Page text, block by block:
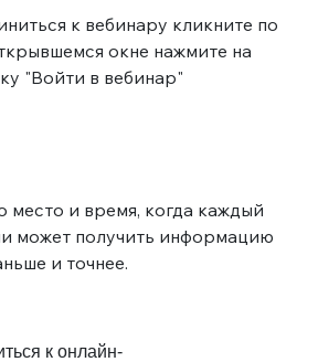
к вебинару кликните по
окне нажмите на
"Войти в вебинар"
место и время, когда каждый
может получить информацию
и точнее.
к онлайн-